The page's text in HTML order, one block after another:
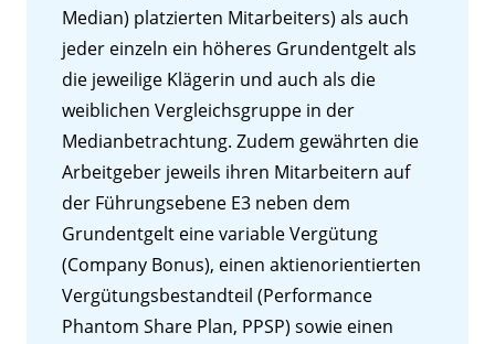
Median) platzierten Mitarbeiters) als auch
jeder einzeln ein höheres Grundentgelt als
die jeweilige Klägerin und auch als die
weiblichen Vergleichsgruppe in der
Medianbetrachtung. Zudem gewährten die
Arbeitgeber jeweils ihren Mitarbeitern auf
der Führungsebene E3 neben dem
Grundentgelt eine variable Vergütung
(Company Bonus), einen aktienorientierten
Vergütungsbestandteil (Performance
Phantom Share Plan, PPSP) sowie einen